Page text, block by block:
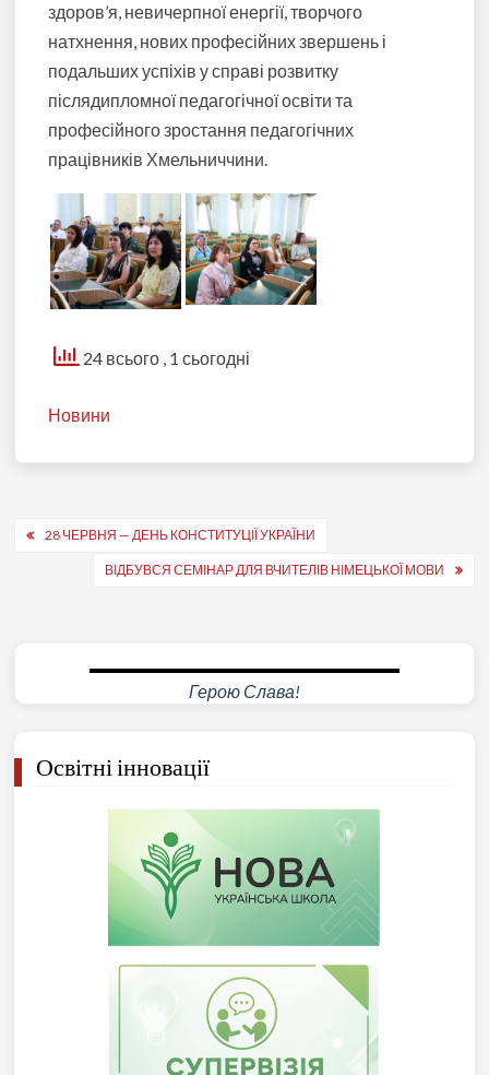
здоров’я, невичерпної енергії, творчого
натхнення, нових професійних звершень і
подальших успіхів у справі розвитку
післядипломної педагогічної освіти та
професійного зростання педагогічних
працівників Хмельниччини.
24 всього , 1 сьогодні
Новини
Навігація
записів
28 ЧЕРВНЯ — ДЕНЬ КОНСТИТУЦІЇ УКРАЇНИ
ВІДБУВСЯ СЕМІНАР ДЛЯ ВЧИТЕЛІВ НІМЕЦЬКОЇ МОВИ
Герою Слава!
Освітні інновації